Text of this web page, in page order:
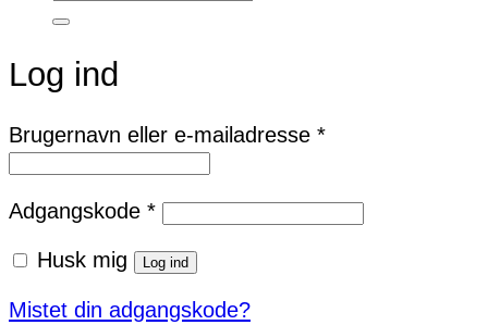
Log ind
Brugernavn eller e-mailadresse *Påkrævet
Adgangskode *Påkrævet
Husk mig Log ind
Mistet din adgangskode?